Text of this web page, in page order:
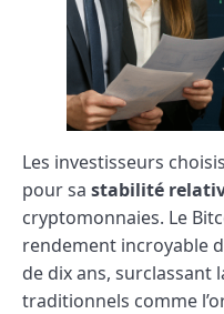
Les investisseurs
pour sa stabilité
cryptomonnaies. Le
rendement incroyable
de dix ans, surclassant
traditionnels comme